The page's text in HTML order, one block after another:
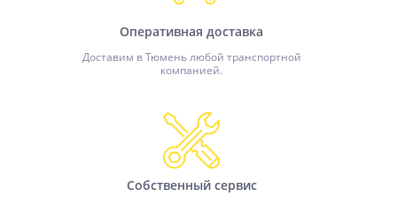
Оперативная доставка
Доставим в Тюмень любой транспортной
компанией.
Собственный сервис